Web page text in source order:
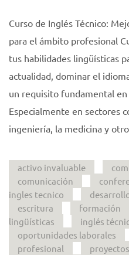
Curso de Inglés Técnico:
para el ámbito profesional
tus habilidades lingüísticas
actualidad, dominar el
un requisito fundamental
Especialmente en sectores
ingeniería, la medicina y
activo invaluable
comunicación
ingles tecnico
escritura
formación
lingüísticas
inglés
oportunidades laborales
profesional